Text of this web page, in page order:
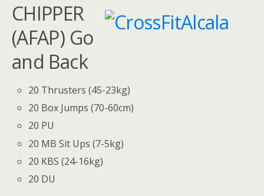
CHIPPER
(AFAP) Go
and Back
20 Thrusters (45-23kg)
20 Box Jumps (70-60cm)
20 PU
20 MB Sit Ups (7-5kg)
20 KBS (24-16kg)
20 DU